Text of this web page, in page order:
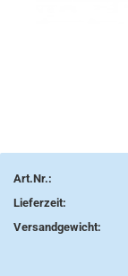
Art.Nr.:
Lieferzeit:
Versandgewicht: